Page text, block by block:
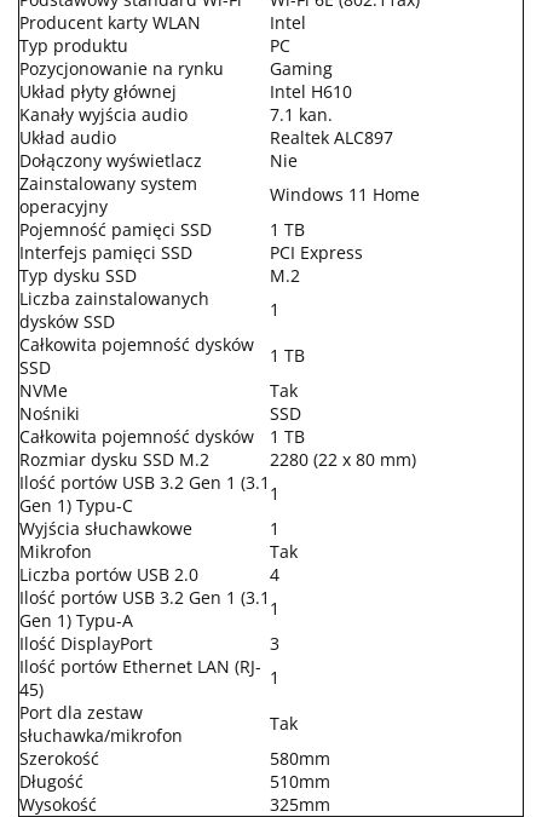
Producent karty WLAN
Intel
Typ produktu
PC
Pozycjonowanie na rynku
Gaming
Układ płyty głównej
Intel H610
Kanały wyjścia audio
7.1 kan.
Układ audio
Realtek ALC897
Dołączony wyświetlacz
Nie
Zainstalowany system
operacyjny
Windows 11 Home
Pojemność pamięci SSD
1 TB
Interfejs pamięci SSD
PCI Express
Typ dysku SSD
M.2
Liczba zainstalowanych
dysków SSD
1
Całkowita pojemność dysków
SSD
1 TB
NVMe
Tak
Nośniki
SSD
Całkowita pojemność dysków
1 TB
Rozmiar dysku SSD M.2
2280 (22 x 80 mm)
Ilość portów USB 3.2 Gen 1 (3.1
Gen 1) Typu-C
1
Wyjścia słuchawkowe
1
Mikrofon
Tak
Liczba portów USB 2.0
4
Ilość portów USB 3.2 Gen 1 (3.1
Gen 1) Typu-A
1
Ilość DisplayPort
3
Ilość portów Ethernet LAN (RJ-
45)
1
Port dla zestaw
słuchawka/mikrofon
Tak
Szerokość
580mm
Długość
510mm
Wysokość
325mm